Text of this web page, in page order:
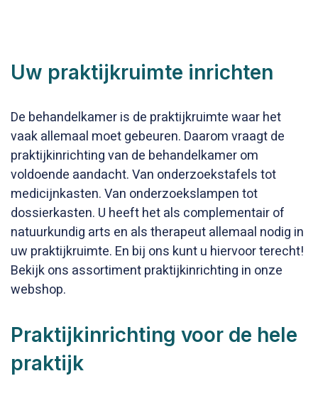
Uw praktijkruimte inrichten
De behandelkamer is de praktijkruimte waar het
vaak allemaal moet gebeuren. Daarom vraagt de
praktijkinrichting van de behandelkamer om
voldoende aandacht. Van onderzoekstafels tot
medicijnkasten. Van onderzoekslampen tot
dossierkasten. U heeft het als complementair of
natuurkundig arts en als therapeut allemaal nodig in
uw praktijkruimte. En bij ons kunt u hiervoor terecht!
Bekijk ons assortiment praktijkinrichting in onze
webshop.
Praktijkinrichting voor de hele
praktijk